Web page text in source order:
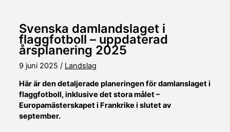
Svenska damlandslaget i
flaggfotboll – uppdaterad
årsplanering 2025
9 juni 2025/ Landslag
Här är den detaljerade planeringen för damlanslaget i
flaggfotboll, inklusive det stora målet –
Europamästerskapet i Frankrike i slutet av
september.